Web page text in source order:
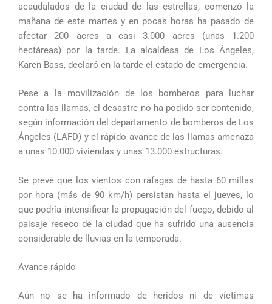
acaudalados de la ciudad de las estrellas, comenzó la
mañana de este martes y en pocas horas ha pasado de
afectar 200 acres a casi 3.000 acres (unas 1.200
hectáreas) por la tarde. La alcaldesa de Los Ángeles,
Karen Bass, declaró en la tarde el estado de emergencia.
Pese a la movilización de los bomberos para luchar
contra las llamas, el desastre no ha podido ser contenido,
según información del departamento de bomberos de Los
Ángeles (LAFD) y el rápido avance de las llamas amenaza
a unas 10.000 viviendas y unas 13.000 estructuras.
Se prevé que los vientos con ráfagas de hasta 60 millas
por hora (más de 90 km/h) persistan hasta el jueves, lo
que podría intensificar la propagación del fuego, debido al
paisaje reseco de la ciudad que ha sufrido una ausencia
considerable de lluvias en la temporada.
Avance rápido
Aún no se ha informado de heridos ni de víctimas